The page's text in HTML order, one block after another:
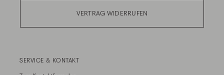
VERTRAG WIDERRUFEN
SERVICE & KONTAKT